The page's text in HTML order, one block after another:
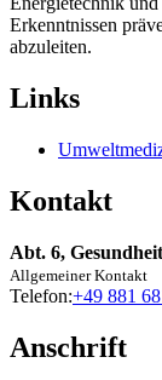
Erkenntnissen
abzuleiten.
Links
Kontakt
Abt. 6,
Allgemeiner Kontakt
Telefon:+49 881
Anschrift